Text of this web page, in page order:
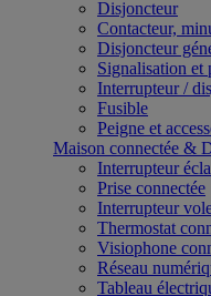
Disjoncteur
Contacteur,
Disjoncteur
Signalisation et
Interrupteur /
Fusible
Peigne et
Maison connectée &
Interrupteur
Prise connectée
Interrupteur
Thermostat
Visiophone
Réseau
Tableau